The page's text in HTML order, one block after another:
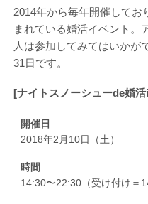
2014年から毎年開催してお
まれている婚活イベント。
人は参加してみてはいか
31日です。
[ナイトスノーシューde婚
開催日
2018年2月10日（土）
時間
14:30〜22:30（受け付け＝